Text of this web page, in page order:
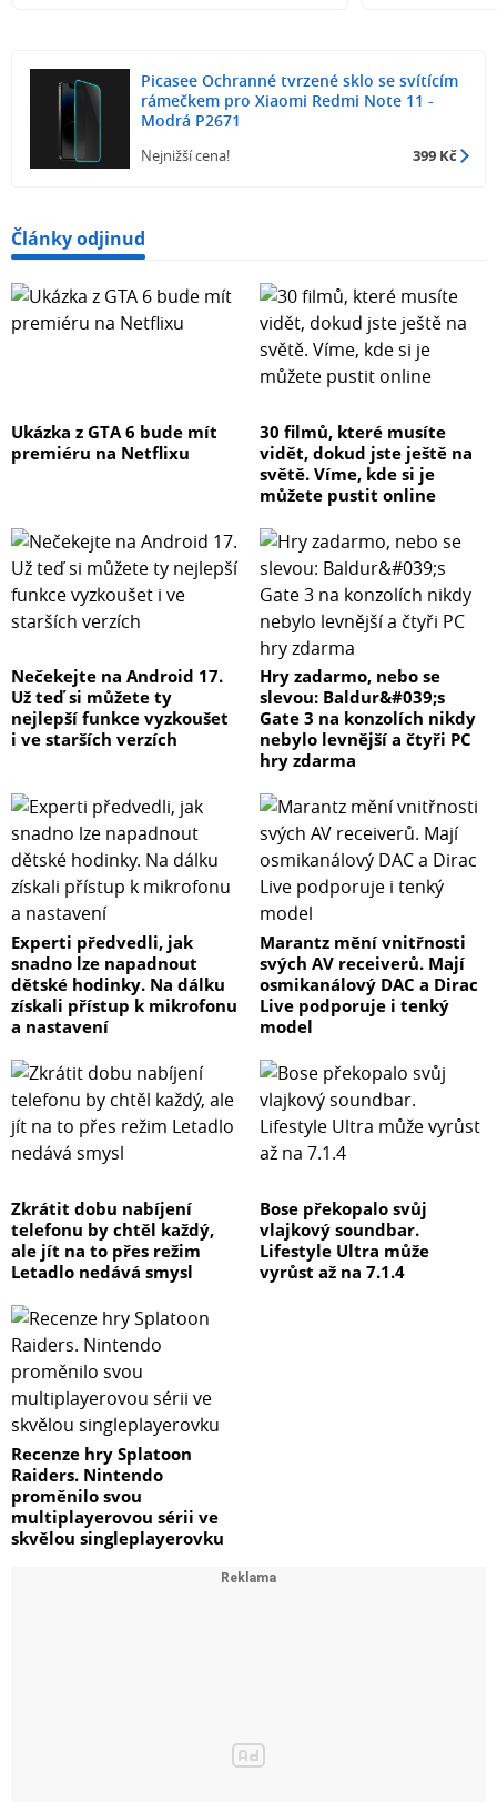
Picasee Ochranné tvrzené sklo se svítícím
rámečkem pro Xiaomi Redmi Note 11 -
Modrá P2671
Nejnižší cena! 399 Kč
Články odjinud
Ukázka z GTA 6 bude mít
premiéru na Netflixu
30 filmů, které musíte
vidět, dokud jste ještě na
světě. Víme, kde si je
můžete pustit online
Nečekejte na Android 17.
Už teď si můžete ty
nejlepší funkce vyzkoušet
i ve starších verzích
Hry zadarmo, nebo se
slevou: Baldur&#039;s
Gate 3 na konzolích nikdy
nebylo levnější a čtyři PC
hry zdarma
Experti předvedli, jak
snadno lze napadnout
dětské hodinky. Na dálku
získali přístup k mikrofonu
a nastavení
Marantz mění vnitřnosti
svých AV receiverů. Mají
osmikanálový DAC a Dirac
Live podporuje i tenký
model
Zkrátit dobu nabíjení
telefonu by chtěl každý,
ale jít na to přes režim
Letadlo nedává smysl
Bose překopalo svůj
vlajkový soundbar.
Lifestyle Ultra může
vyrůst až na 7.1.4
Recenze hry Splatoon
Raiders. Nintendo
proměnilo svou
multiplayerovou sérii ve
skvělou singleplayerovku